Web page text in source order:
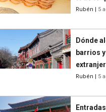
Rubén | 5
Dónde
barrios
Rubén | 5